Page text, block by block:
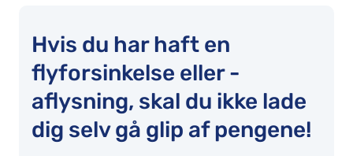
Hvis du har haft en
flyforsinkelse eller -
aflysning, skal du ikke lade
dig selv gå glip af pengene!